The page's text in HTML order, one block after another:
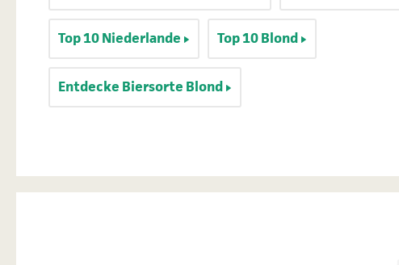
Top 10 Niederlande Top 10 Blond
Entdecke Biersorte Blond